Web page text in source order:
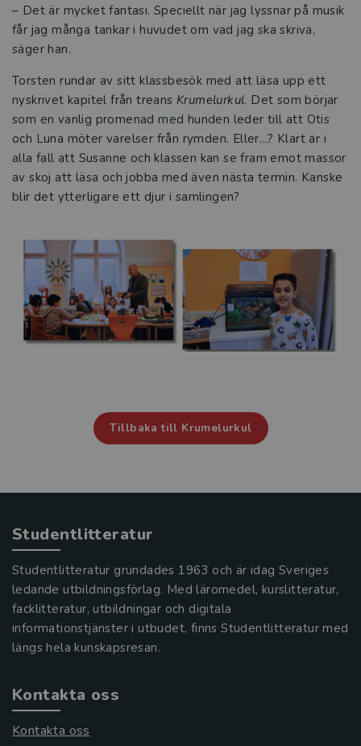
– Det är mycket fantasi. Speciellt när jag lyssnar på musik
får jag många tankar i huvudet om vad jag ska skriva,
säger han.
Torsten rundar av sitt klassbesök med att läsa upp ett
nyskrivet kapitel från treans Krumelurkul. Det som börjar
som en vanlig promenad med hunden leder till att Otis
och Luna möter varelser från rymden. Eller…? Klart är i
alla fall att Susanne och klassen kan se fram emot massor
av skoj att läsa och jobba med även nästa termin. Kanske
blir det ytterligare ett djur i samlingen?
Tillbaka till Krumelurkul
Studentlitteratur
Studentlitteratur grundades 1963 och är idag Sveriges
ledande utbildningsförlag. Med läromedel, kurslitteratur,
facklitteratur, utbildningar och digitala
informationstjänster i utbudet, finns Studentlitteratur med
längs hela kunskapsresan.
Kontakta oss
Kontakta oss